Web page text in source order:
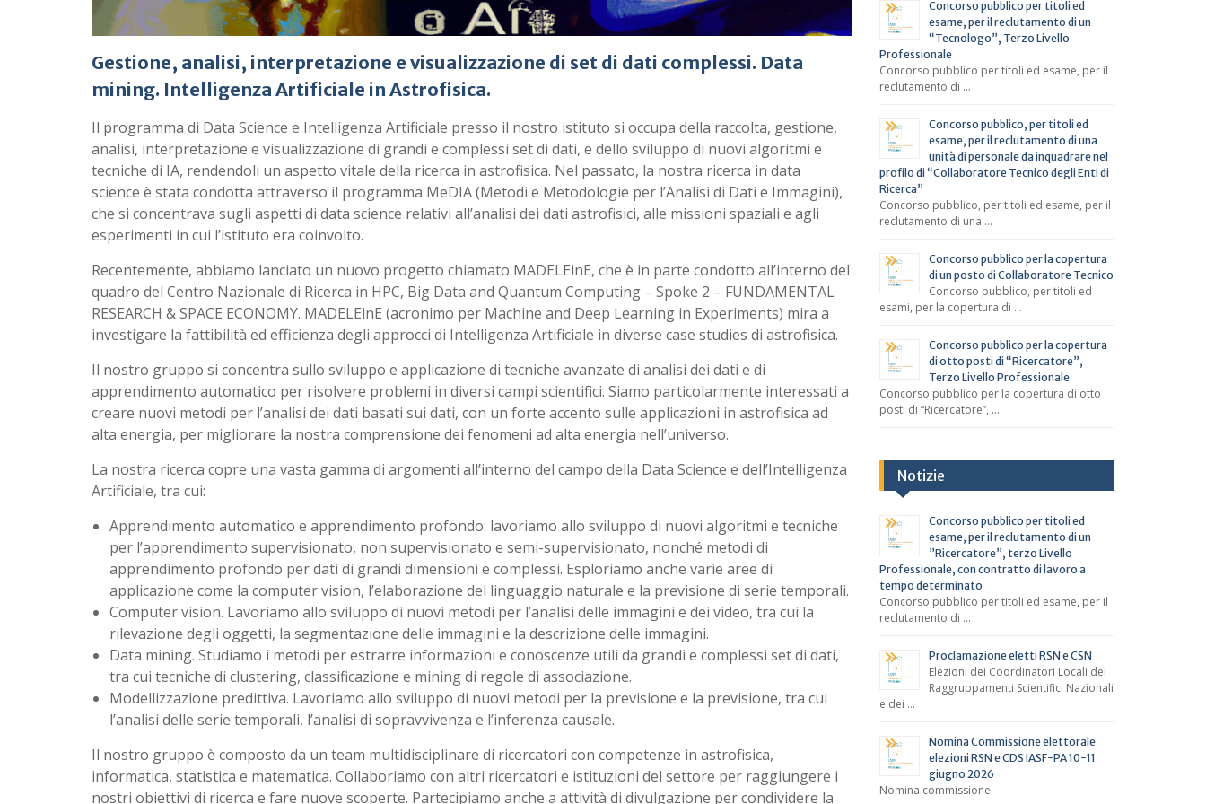
Gestione, analisi, interpretazione e visualizzazione di set di dati complessi. Data
mining. Intelligenza Artificiale in Astrofisica.
Il programma di Data Science e Intelligenza Artificiale presso il nostro istituto si occupa della raccolta, gestione,
analisi, interpretazione e visualizzazione di grandi e complessi set di dati, e dello sviluppo di nuovi algoritmi e
tecniche di IA, rendendoli un aspetto vitale della ricerca in astrofisica. Nel passato, la nostra ricerca in data
science è stata condotta attraverso il programma MeDIA (Metodi e Metodologie per l’Analisi di Dati e Immagini),
che si concentrava sugli aspetti di data science relativi all’analisi dei dati astrofisici, alle missioni spaziali e agli
esperimenti in cui l’istituto era coinvolto.
Recentemente, abbiamo lanciato un nuovo progetto chiamato MADELEinE, che è in parte condotto all’interno del
quadro del Centro Nazionale di Ricerca in HPC, Big Data and Quantum Computing – Spoke 2 – FUNDAMENTAL
RESEARCH & SPACE ECONOMY. MADELEinE (acronimo per Machine and Deep Learning in Experiments) mira a
investigare la fattibilità ed efficienza degli approcci di Intelligenza Artificiale in diverse case studies di astrofisica.
Il nostro gruppo si concentra sullo sviluppo e applicazione di tecniche avanzate di analisi dei dati e di
apprendimento automatico per risolvere problemi in diversi campi scientifici. Siamo particolarmente interessati a
creare nuovi metodi per l’analisi dei dati basati sui dati, con un forte accento sulle applicazioni in astrofisica ad
alta energia, per migliorare la nostra comprensione dei fenomeni ad alta energia nell’universo.
La nostra ricerca copre una vasta gamma di argomenti all’interno del campo della Data Science e dell’Intelligenza
Artificiale, tra cui:
Apprendimento automatico e apprendimento profondo: lavoriamo allo sviluppo di nuovi algoritmi e tecniche
per l’apprendimento supervisionato, non supervisionato e semi-supervisionato, nonché metodi di
apprendimento profondo per dati di grandi dimensioni e complessi. Esploriamo anche varie aree di
applicazione come la computer vision, l’elaborazione del linguaggio naturale e la previsione di serie temporali.
Computer vision. Lavoriamo allo sviluppo di nuovi metodi per l’analisi delle immagini e dei video, tra cui la
rilevazione degli oggetti, la segmentazione delle immagini e la descrizione delle immagini.
Data mining. Studiamo i metodi per estrarre informazioni e conoscenze utili da grandi e complessi set di dati,
tra cui tecniche di clustering, classificazione e mining di regole di associazione.
Modellizzazione predittiva. Lavoriamo allo sviluppo di nuovi metodi per la previsione e la previsione, tra cui
l’analisi delle serie temporali, l’analisi di sopravvivenza e l’inferenza causale.
Il nostro gruppo è composto da un team multidisciplinare di ricercatori con competenze in astrofisica,
informatica, statistica e matematica. Collaboriamo con altri ricercatori e istituzioni del settore per raggiungere i
nostri obiettivi di ricerca e fare nuove scoperte. Partecipiamo anche a attività di divulgazione per condividere la
Concorso pubblico per titoli ed
esame, per il reclutamento di un
“Tecnologo”, Terzo Livello
Professionale
Concorso pubblico per titoli ed esame, per il
reclutamento di …
Concorso pubblico, per titoli ed
esame, per il reclutamento di una
unità di personale da inquadrare nel
profilo di “Collaboratore Tecnico degli Enti di
Ricerca”
Concorso pubblico, per titoli ed esame, per il
reclutamento di una …
Concorso pubblico per la copertura
di un posto di Collaboratore Tecnico
Concorso pubblico, per titoli ed
esami, per la copertura di …
Concorso pubblico per la copertura
di otto posti di “Ricercatore”,
Terzo Livello Professionale
Concorso pubblico per la copertura di otto
posti di “Ricercatore”, …
Notizie
Concorso pubblico per titoli ed
esame, per il reclutamento di un
”Ricercatore”, terzo Livello
Professionale, con contratto di lavoro a
tempo determinato
Concorso pubblico per titoli ed esame, per il
reclutamento di …
Proclamazione eletti RSN e CSN
Elezioni dei Coordinatori Locali dei
Raggruppamenti Scientifici Nazionali
e dei …
Nomina Commissione elettorale
elezioni RSN e CDS IASF-PA 10-11
giugno 2026
Nomina commissione